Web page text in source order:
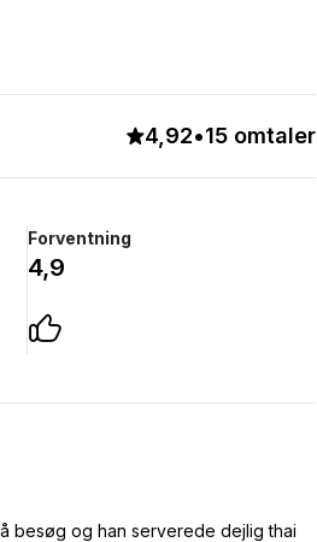
4,92•15 omtaler
Forventning
4,9
besøg og han serverede dejlig thai